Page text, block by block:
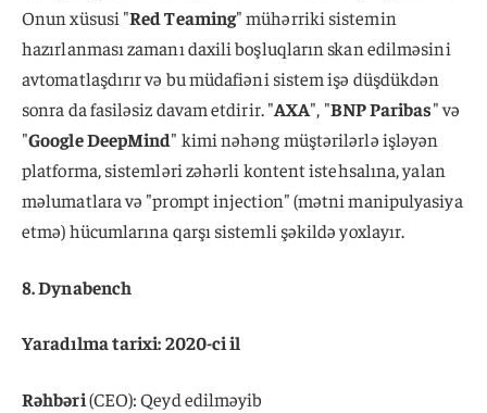
Onun xüsusi "Red Teaming" mühərriki sistemin
hazırlanması zamanı daxili boşluqların skan edilməsini
avtomatlaşdırır və bu müdafiəni sistem işə düşdükdən
sonra da fasiləsiz davam etdirir. "AXA", "BNP Paribas" və
"Google DeepMind" kimi nəhəng müştərilərlə işləyən
platforma, sistemləri zəhərli kontent istehsalına, yalan
məlumatlara və "prompt injection" (mətni manipulyasiya
etmə) hücumlarına qarşı sistemli şəkildə yoxlayır.
8. Dynabench
Yaradılma tarixi: 2020-ci il
Rəhbəri(CEO): Qeyd edilməyib